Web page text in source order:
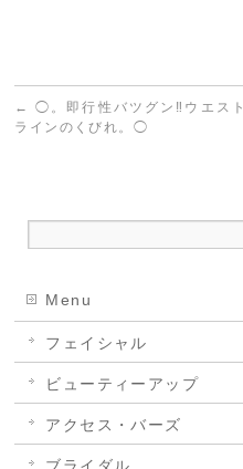
←
◯。即行性バツグン‼︎ウエスト
ラインのくびれ。◯
Menu
フェイシャル
ビューティーアップ
アクセス・バーズ